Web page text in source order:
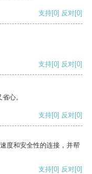
支持[0] 反对[0]
支持[0] 反对[0]
心。
支持[0] 反对[0]
度和安全性的连接，并帮
支持[0] 反对[0]